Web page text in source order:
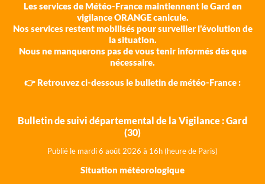
Les services de Météo-France maintiennent le Gard en
vigilance ORANGE canicule.
Nos services restent mobilisés pour surveiller l'évolution de
la situation.
Nous ne manquerons pas de vous tenir informés dès que
nécessaire.
👉 Retrouvez ci-dessous le bulletin de météo-France :
Bulletin de suivi départemental de la Vigilance : Gard
(30)
Publié le mardi 6 août 2026 à 16h (heure de Paris)
Situation météorologique